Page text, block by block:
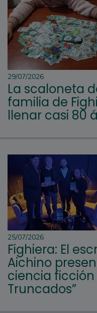
29/07/2026
La scaloneta
familia de
llenar casi 80
25/07/2026
Fighiera: El
Aichino
ciencia ficción
Truncados”